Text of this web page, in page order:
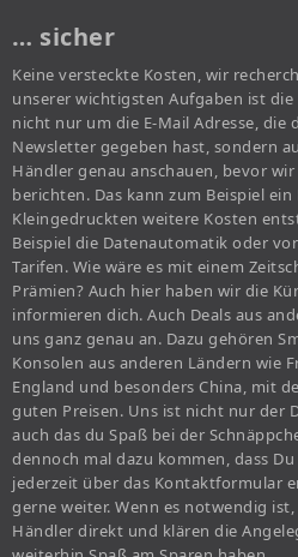
… sicher
Keine versteckte Kosten, wir
unserer wichtigsten Aufgaben ist
nicht nur um die E-Mail Adresse, die
Newsletter gegeben hast, sondern
Händler genau anschauen, bevor
berichten. Das kann zum Beispiel
Kleingedruckten weitere Kosten
Beispiel die Datenautomatik oder
Tarifen. Wie wäre es mit einem
Prämien? Auch hier haben wir die
informieren dich. Auch Deals aus
uns ganz genau an. Dazu gehören
Konsolen aus anderen Ländern wie
England und besonders China, mit
guten Preisen. Uns ist nicht nur der
auch das du Spaß bei der
dennoch mal dazu kommen, dass
jederzeit über das Kontaktformular
gerne weiter. Wenn es notwendig
Händler direkt und klären die